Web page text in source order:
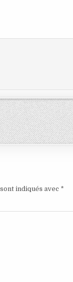
indiqués avec *